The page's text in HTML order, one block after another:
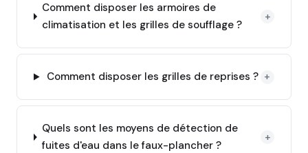
Comment disposer les armoires de
climatisation et les grilles de soufflage ?
+
Comment disposer les grilles de reprises ? +
Quels sont les moyens de détection de
fuites d'eau dans le faux-plancher ?
+